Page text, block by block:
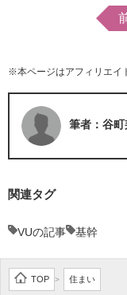
※本ページはアフィリエイ
筆者：谷町
関連タグ
VUの記事 基幹
TOP > 住まい